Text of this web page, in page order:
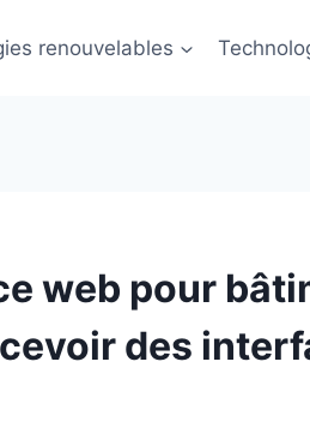
renouvelables
web pour
des